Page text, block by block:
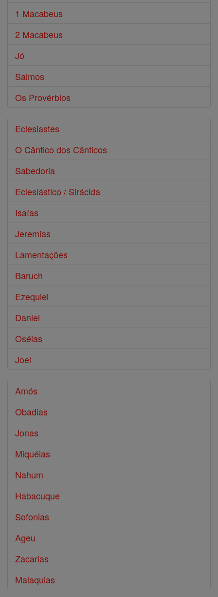
1 Macabeus
2 Macabeus
Jó
Salmos
Os Provérbios
Eclesiastes
O Cântico dos Cânticos
Sabedoria
Eclesiástico / Sirácida
Isaías
Jeremias
Lamentações
Baruch
Ezequiel
Daniel
Oséias
Joel
Amós
Obadias
Jonas
Miquéias
Nahum
Habacuque
Sofonias
Ageu
Zacarias
Malaquias